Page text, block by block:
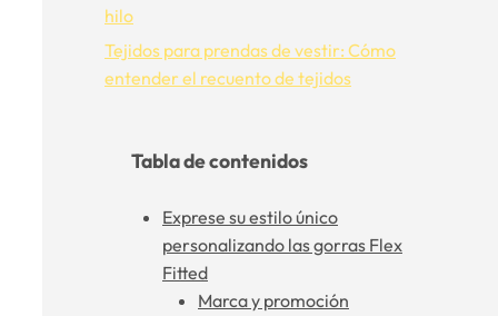
hilo
Tejidos para prendas de vestir: Cómo
entender el recuento de tejidos
Tabla de contenidos
Exprese su estilo único
personalizando las gorras Flex
Fitted
Marca y promoción